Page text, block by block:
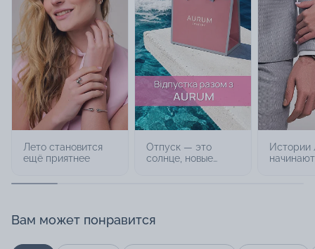
Лето становится
ещё приятнее
Отпуск — это
солнце, новые
Истории
Вам может понравится